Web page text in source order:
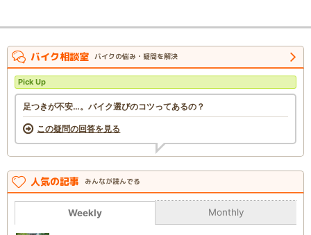
バイク相談室 バイクの悩み・疑問を解決
Pick Up
足つきが不安…。バイク選びのコツってあるの？
この疑問の回答を見る
人気の記事 みんなが読んでる
Weekly Monthly